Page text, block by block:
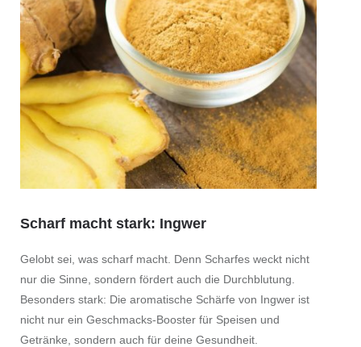
Scharf macht stark: Ingwer
Gelobt sei, was scharf macht. Denn Scharfes weckt nicht
nur die Sinne, sondern fördert auch die Durchblutung.
Besonders stark: Die aromatische Schärfe von Ingwer ist
nicht nur ein Geschmacks-Booster für Speisen und
Getränke, sondern auch für deine Gesundheit.